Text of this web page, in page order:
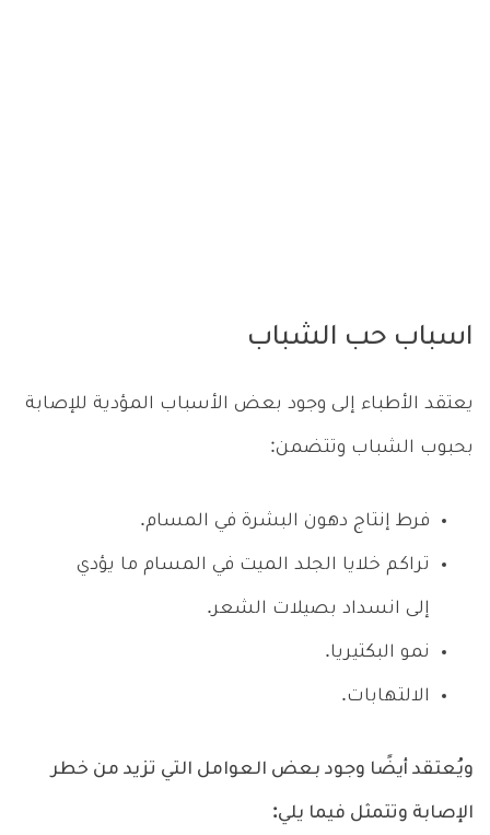
اسباب حب الشباب
يعتقد الأطباء إلى وجود بعض الأسباب المؤدية للإصابة
بحبوب الشباب وتتضمن:
فرط إنتاج دهون البشرة في المسام.
تراكم خلايا الجلد الميت في المسام ما يؤدي
إلى انسداد بصيلات الشعر.
نمو البكتيريا.
الالتهابات.
ويُعتقد أيضًا وجود بعض العوامل التي تزيد من خطر
الإصابة وتتمثل فيما يلي: